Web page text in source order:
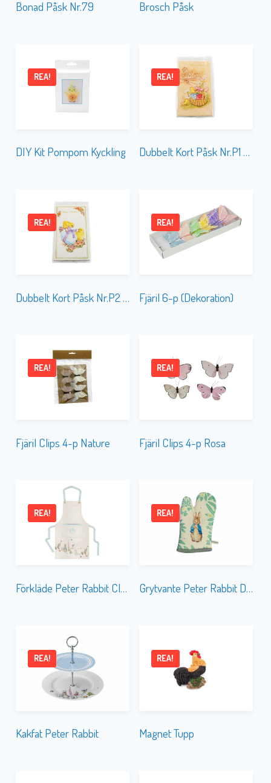
Bonad Påsk Nr.79 Brosch Påsk
DIY Kit Pompom Kyckling
REA!
Dubbelt Kort Påsk Nr.P1 FINSK TEXT
REA!
Dubbelt Kort Påsk Nr.P2 FINSK TEXT
REA!
Fjäril 6-p (Dekoration)
REA!
Fjäril Clips 4-p Nature
REA!
Fjäril Clips 4-p Rosa
REA!
Förkläde Peter Rabbit Classic
REA!
Grytvante Peter Rabbit Daisy
REA!
Kakfat Peter Rabbit
REA!
Magnet Tupp
REA!